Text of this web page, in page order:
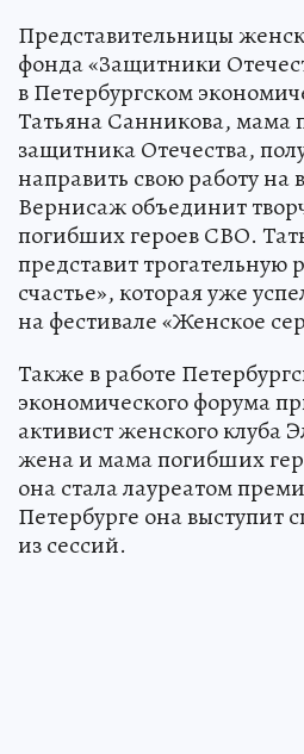
Представительницы
фонда «Защитники
в Петербургском
Татьяна Санникова, мама
защитника Отечества,
направить свою работу
Вернисаж объединит
погибших героев СВО.
представит трогательную
счастье», которая уже
на фестивале «Женское
Также в работе
экономического форума
активист женского клуба
жена и мама погибших
она стала лауреатом
Петербурге она выступит
из сессий.